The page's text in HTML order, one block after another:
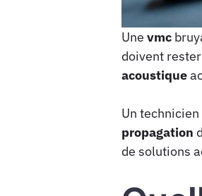
Une vmc
doivent
acoustique
Un
propagation
de solutions